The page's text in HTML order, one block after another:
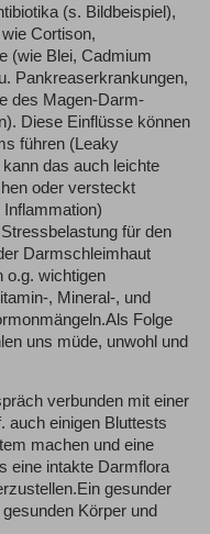
(s. Bildbeispiel),
Cortison,
(wie Blei, Cadmium
Pankreaserkrankungen,
des Magen-Darm-
Diese Einflüsse können
führen (Leaky
das auch leichte
oder versteckt
Inflammation)
für den
Darmschleimhaut
o.g. wichtigen
, Mineral-, und
Folge
uns müde, unwohl und
verbunden mit einer
auch einigen Bluttests
machen und eine
eine intakte Darmflora
gesunder
Körper und